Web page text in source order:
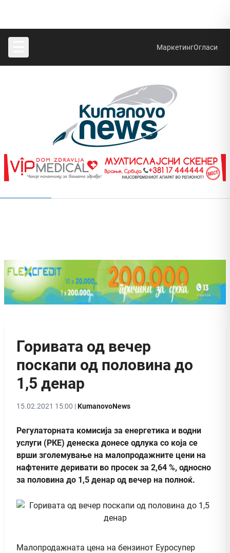
МаркетингОгласи
Горивата од вечер
поскапи од половина до
1,5 денар
15.02.2021 15:00 |KumanovoNews
Регулаторната комисија за енергетика и водни
услуги (РКЕ) денеска донесе одлука со која се
врши зголемување на малопродажните цени на
нафтените деривати во просек за 2,64 %, односно
за половина до 1,5 денар од вечер на полноќ.
Малопродажната цена на бензинот Еуросупер